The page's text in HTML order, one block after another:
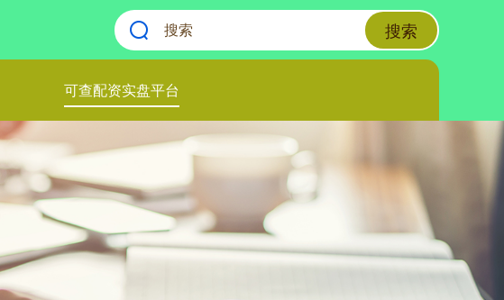
搜索
可查配资实盘平台